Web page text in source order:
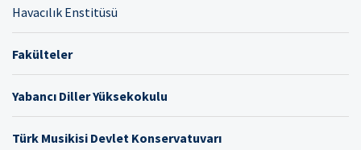
Havacılık Enstitüsü
Fakülteler
Yabancı Diller Yüksekokulu
Türk Musikisi Devlet Konservatuvarı